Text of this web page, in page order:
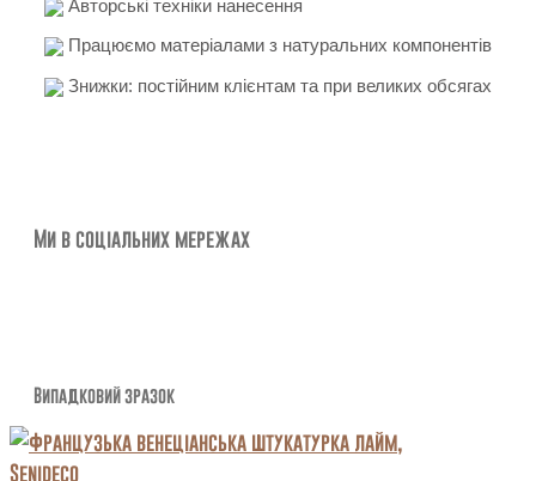
Авторські техніки нанесення
Працюємо матеріалами з натуральних компонентів
Знижки: постійним клієнтам та при великих обсягах
Ми в соціальних мережах
Випадковий зразок